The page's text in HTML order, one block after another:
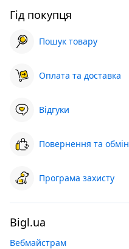
Гід покупця
Пошук товару
Оплата та доставка
Відгуки
Повернення та обмін
Програма захисту
Bigl.ua
Вебмайстрам